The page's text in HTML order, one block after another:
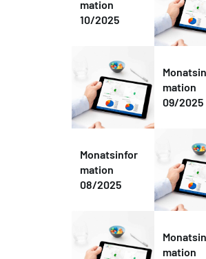
LEISTUNGEN
KONTAKT
MANDATSANFRAGE
LOGIN
mation
10/2025
mation
09/2025
Monatsinfor
mation
08/2025
mation